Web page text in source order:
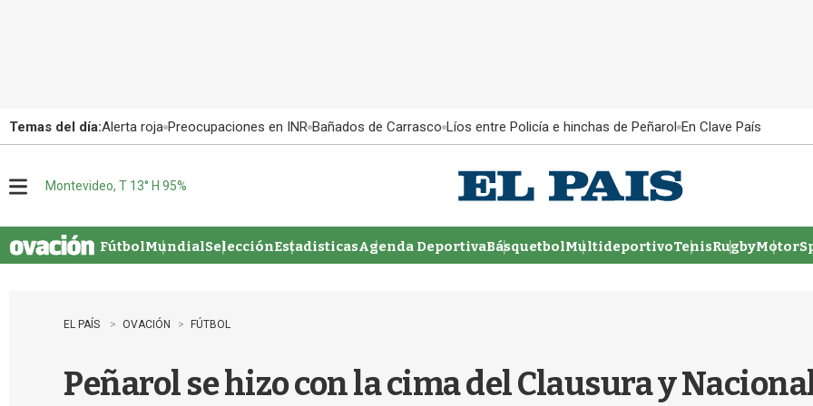
Temas del día:Alerta roja Preocupaciones en INR Bañados de Carrasco Líos entre Policía e hinchas de Peñarol En Clave País
u
Montevideo, T 13° H 95%
FútbolMundialSelecciónEstadisticasAgenda DeportivaBásquetbolMultideportivoTenisRugby
EL PAÍS OVACIÓN FÚTBOL
Peñarol se hizo con la cima del Clausura y